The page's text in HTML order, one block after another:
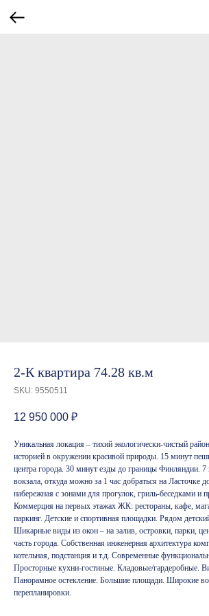
2-К квартира 74.28 кв.м
SKU: 9550511
12 950 000 ₽
Уникальная локация – тихий экологически-чистый
историей в окружении красивой природы. 15 минут
центра города. 30 минут езды до границы Финляндии.
вокзала, откуда можно за 1 час добраться на Ласточке
набережная с зонами для прогулок, гриль-беседками и
Коммерция на первых этажах ЖК: рестораны, кафе,
паркинг. Детские и спортивная площадки. Рядом
Шикарные виды из окон – на залив, островки, парки,
часть города. Собственная инженерная архитектура
котельная, подстанция и т.д. Современные
Просторные кухни-гостиные. Кладовые/гардеробные.
Панорамное остекление. Большие площади. Широкие
перепланировки.